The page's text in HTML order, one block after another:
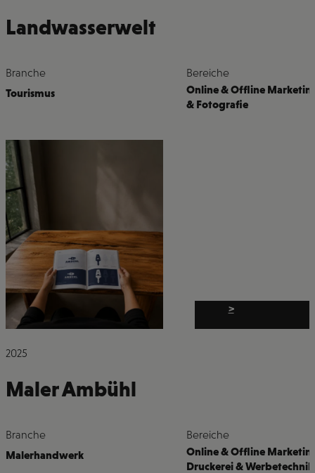
Landwasserwelt
Branche
Tourismus
Bereiche
Online & Offline
& Fotografie
>
2025
Maler Ambühl
Branche
Malerhandwerk
Bereiche
Online & Offline
Druckerei & Werbetechnik